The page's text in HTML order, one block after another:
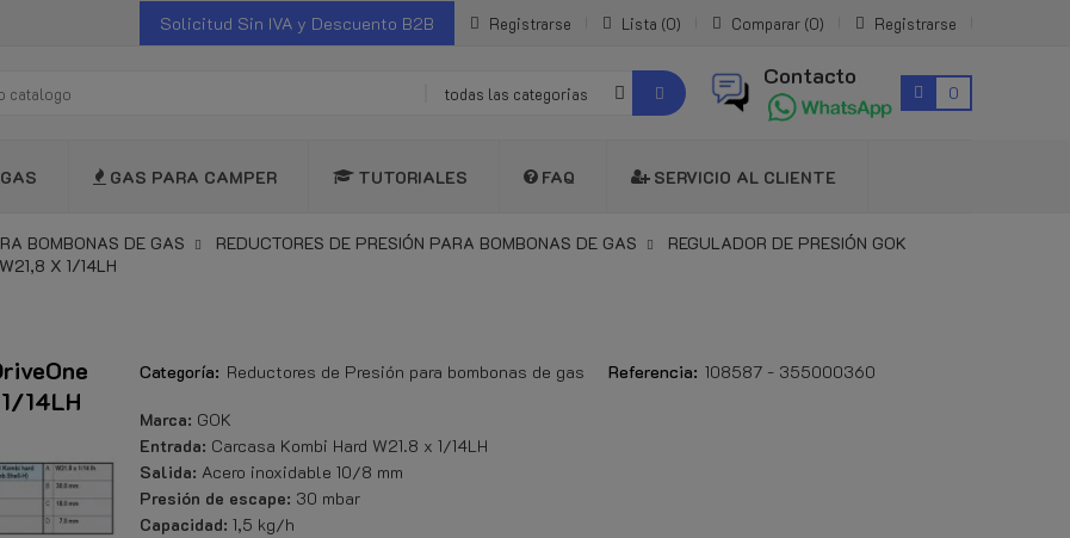
Solicitud Sin IVA y Descuento B2B Registrarse Lista 0 Comparar 0 Registrarse
todas las categorias
Contacto
0
GAS PARA CAMPER TUTORIALES FAQ SERVICIO AL CLIENTE
BOMBONAS DE GAS REDUCTORES DE PRESIÓN PARA BOMBONAS DE GAS
REGULADOR DE PRESIÓN GOK
X 1/14LH
14LH
Categoría: Reductores de Presión para bombonas de gas Referencia: 108587 - 355000360
Marca: GOK
Entrada: Carcasa Kombi Hard W21.8 x 1/14LH
Salida: Acero inoxidable 10/8 mm
Presión de escape: 30 mbar
Capacidad: 1,5 kg/h